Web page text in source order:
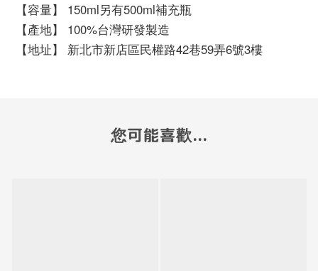
【容量】 150ml另有500ml補充瓶
【產地】 100%台灣研發製造
【地址】 新北市新店區民權路42巷59弄6號3樓
您可能喜歡...